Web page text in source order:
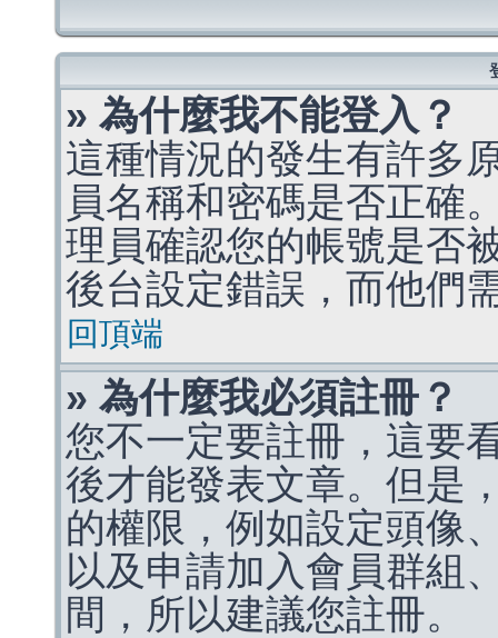
» 為什麼我不能登入？
這種情況的發生有許多
員名稱和密碼是否正確
理員確認您的帳號是否
後台設定錯誤，而他們
回頂端
» 為什麼我必須註冊？
您不一定要註冊，這要
後才能發表文章。但是
的權限，例如設定頭像
以及申請加入會員群組
間，所以建議您註冊。